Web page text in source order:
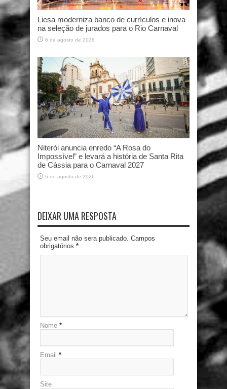
Liesa moderniza banco de currículos e inova
na seleção de jurados para o Rio Carnaval
6 de agosto de 2026
Niterói anuncia enredo “A Rosa do
Impossível” e levará a história de Santa Rita
de Cássia para o Carnaval 2027
6 de agosto de 2026
DEIXAR UMA RESPOSTA
Seu email não sera publicado. Campos
obrigatórios *
Nome *
Email *
Site